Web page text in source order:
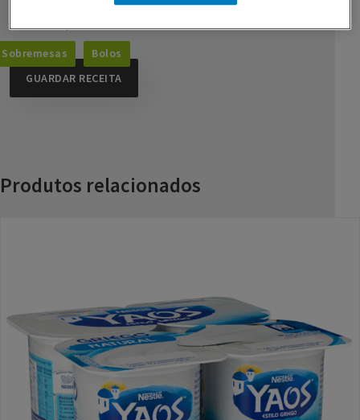
GUARDAR RECEITA
Sobremesas Bolos
Produtos relacionados